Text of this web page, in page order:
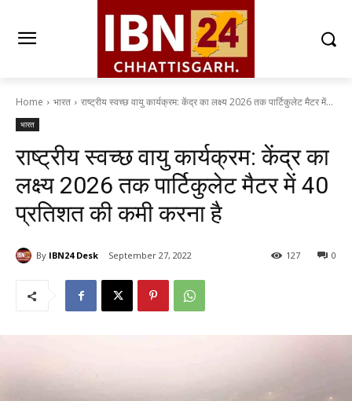
Home भारत राष्ट्रीय स्वच्छ वायु कार्यक्रम: केंद्र का लक्ष्य 2026 तक पार्टिकुलेट मैटर में...
भारत
राष्ट्रीय स्वच्छ वायु कार्यक्रम: केंद्र का
लक्ष्य 2026 तक पार्टिकुलेट मैटर में 40
प्रतिशत की कमी करना है
By IBN24 Desk September 27, 2022 0
127